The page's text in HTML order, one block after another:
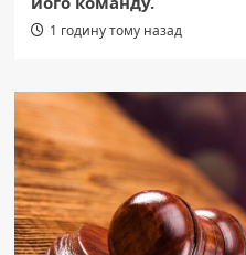
1 годину тому назад